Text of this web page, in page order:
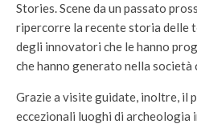
Stories. Scene da un passato
ripercorre la recente storia delle
degli innovatori che le hanno
che hanno generato nella società
Grazie a visite guidate, inoltre, il
eccezionali luoghi di archeologia